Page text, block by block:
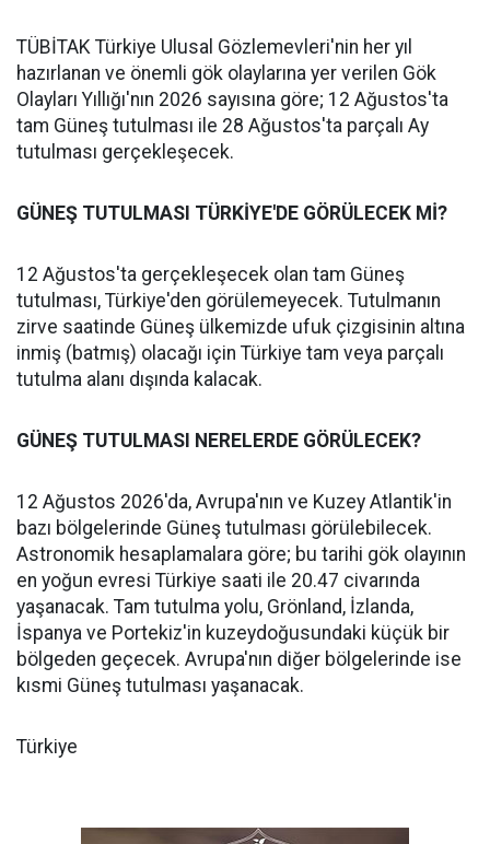
TÜBİTAK Türkiye Ulusal Gözlemevleri'nin her yıl
hazırlanan ve önemli gök olaylarına yer verilen Gök
Olayları Yıllığı'nın 2026 sayısına göre; 12 Ağustos'ta
tam Güneş tutulması ile 28 Ağustos'ta parçalı Ay
tutulması gerçekleşecek.
GÜNEŞ TUTULMASI TÜRKİYE'DE GÖRÜLECEK Mİ?
12 Ağustos'ta gerçekleşecek olan tam Güneş
tutulması, Türkiye'den görülemeyecek. Tutulmanın
zirve saatinde Güneş ülkemizde ufuk çizgisinin altına
inmiş (batmış) olacağı için Türkiye tam veya parçalı
tutulma alanı dışında kalacak.
GÜNEŞ TUTULMASI NERELERDE GÖRÜLECEK?
12 Ağustos 2026'da, Avrupa'nın ve Kuzey Atlantik'in
bazı bölgelerinde Güneş tutulması görülebilecek.
Astronomik hesaplamalara göre; bu tarihi gök olayının
en yoğun evresi Türkiye saati ile 20.47 civarında
yaşanacak. Tam tutulma yolu, Grönland, İzlanda,
İspanya ve Portekiz'in kuzeydoğusundaki küçük bir
bölgeden geçecek. Avrupa'nın diğer bölgelerinde ise
kısmi Güneş tutulması yaşanacak.
Türkiye